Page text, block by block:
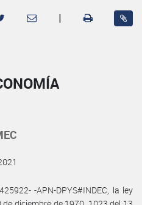
|
-APN-DPYS#INDEC, la ley